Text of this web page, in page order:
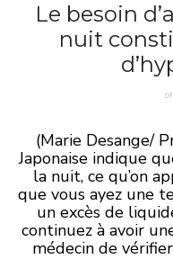
Le besoin
nuit
(Marie Desange/
Japonaise indique
la nuit, ce qu’on
que vous ayez une
un excès de
continuez à avoir
médecin de